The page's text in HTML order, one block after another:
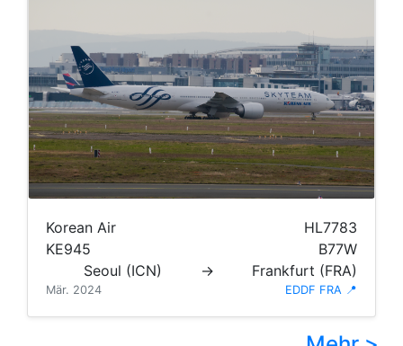
Korean Air
KE945
HL7783
B77W
Seoul (ICN)
→ Frankfurt (FRA)
Mär. 2024 EDDF FRA 📍